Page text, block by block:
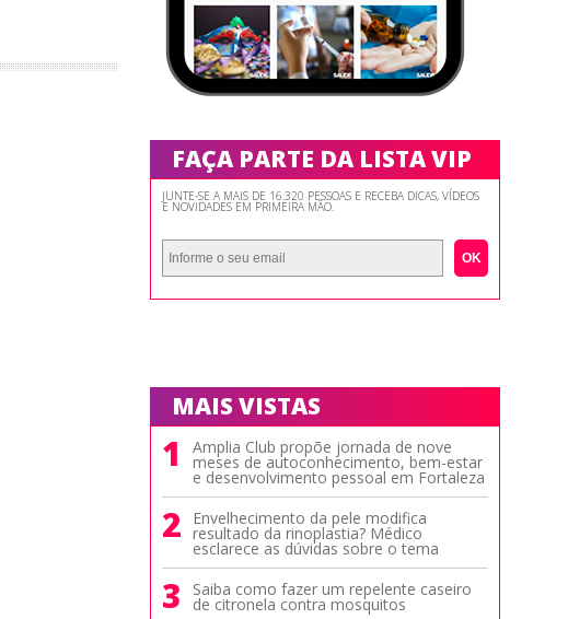
FAÇA PARTE DA LISTA VIP
JUNTE-SE A MAIS DE 16.320 PESSOAS E RECEBA DICAS, VÍDEOS
E NOVIDADES EM PRIMEIRA MÃO.
OK
MAIS VISTAS
1 Amplia Club propõe jornada de nove
meses de autoconhecimento, bem-estar
e desenvolvimento pessoal em Fortaleza
2 Envelhecimento da pele modifica
resultado da rinoplastia? Médico
esclarece as dúvidas sobre o tema
3 Saiba como fazer um repelente caseiro
de citronela contra mosquitos